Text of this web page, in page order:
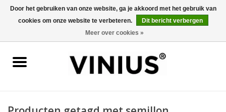
0 Artikelen - €0,00
Wijn per kleur/soort
Door het gebruiken van onze website, ga je akkoord met het gebruik van
cookies om onze website te verbeteren.
Dit bericht verbergen
Meer over cookies »